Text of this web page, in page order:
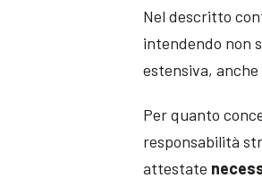
Nel descritto
intendendo non
estensiva,
Per quanto
responsabilità
attestate